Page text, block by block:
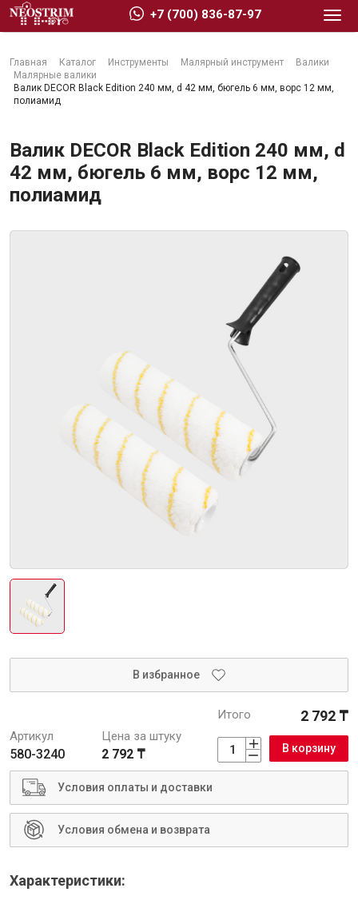
Главная Каталог Инструменты Малярный инструмент
Валики
Малярные валики
Валик DECOR Black Edition 240 мм, d 42 мм, бюгель 6 мм, ворс 12 мм,
полиамид
Валик DECOR Black Edition 240 мм, d
42 мм, бюгель 6 мм, ворс 12 мм,
полиамид
В избранное
Артикул
580-3240
Цена за штуку
2 792 ₸
Итого 2 792 ₸
В корзину
Условия оплаты и доставки
Условия обмена и возврата
Характеристики:
+7 (700) 836-87-97
Стройматериалы
Сухие строительные смеси
Интерьер и отделка
Лакокрасочные материалы
Герметики
Клеи, жидкие гвозди
Инженерные системы
Водоснабжение и водоотведение
Инструменты
Специализированный инструмент